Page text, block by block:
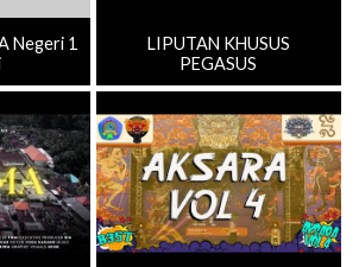
Negeri 1
LIPUTAN KHUSUS
PEGASUS